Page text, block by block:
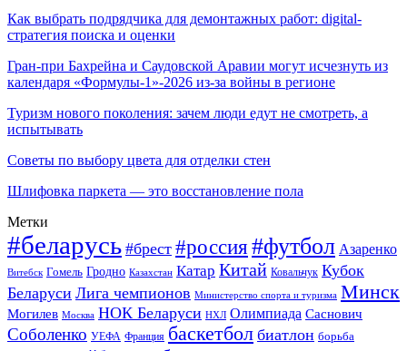
Как выбрать подрядчика для демонтажных работ: digital-
стратегия поиска и оценки
Гран-при Бахрейна и Саудовской Аравии могут исчезнуть из
календаря «Формулы-1»-2026 из-за войны в регионе
Туризм нового поколения: зачем люди едут не смотреть, а
испытывать
Советы по выбору цвета для отделки стен
Шлифовка паркета — это восстановление пола
Метки
#беларусь #брест #россия#футбол Азаренко
Витебск Гомель Гродно Казахстан Катар Китай Ковальчук Кубок
Беларуси Лига чемпионов Министерство спорта и туризма Минск
Могилев Москва НОК Беларуси НХЛ Олимпиада Саснович
Соболенко УЕФА Франция баскетбол биатлон борьба